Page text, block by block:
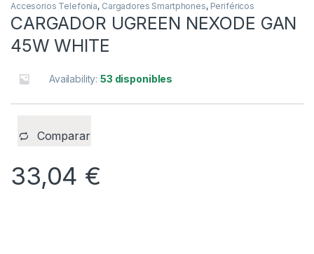
Accesorios Telefonía, Cargadores Smartphones, Periféricos
CARGADOR UGREEN NEXODE GAN
45W WHITE
Availability:53 disponibles
Comparar
33,04 €